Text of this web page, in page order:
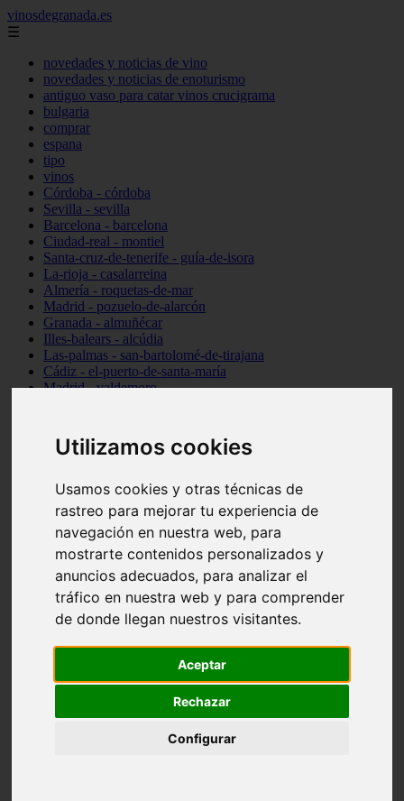
Utilizamos cookies
Usamos cookies y otras técnicas de
rastreo para mejorar tu experiencia de
navegación en nuestra web, para
mostrarte contenidos personalizados y
anuncios adecuados, para analizar el
tráfico en nuestra web y para comprender
de donde llegan nuestros visitantes.
Aceptar
Rechazar
Configurar
vinosdegranada.es
☰
novedades y noticias de vino
novedades y noticias de enoturismo
antiguo vaso para catar vinos crucigrama
bulgaria
comprar
espana
tipo
vinos
Córdoba - córdoba
Sevilla - sevilla
Barcelona - barcelona
Ciudad-real - montiel
Santa-cruz-de-tenerife - guía-de-isora
La-rioja - casalarreina
Almería - roquetas-de-mar
Madrid - pozuelo-de-alarcón
Granada - almuñécar
Illes-balears - alcúdia
Las-palmas - san-bartolomé-de-tirajana
Cádiz - el-puerto-de-santa-maría
Madrid - valdemoro
Cantabria - suances
Sevilla - bormujos
Málaga - júzcar
Huesca - alquézar
Huesca - castejón-de-sos
Lleida - alt-àneu
Córdoba - almedinilla
Navarra - zangoza
Cantabria - arenas-de-iguña
Barcelona - la-pobla-de-lillet
Murcia - cartagena
Madrid - nuevo-baztán